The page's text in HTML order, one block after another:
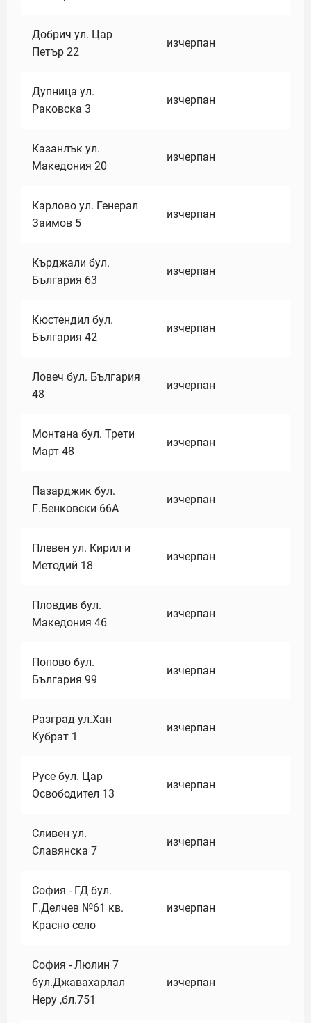
Добрич ул. Цар
Петър 22
изчерпан
Дупница ул.
Раковска 3
изчерпан
Казанлък ул.
Македония 20
изчерпан
Карлово ул. Генерал
Заимов 5
изчерпан
Кърджали бул.
България 63
изчерпан
Кюстендил бул.
България 42
изчерпан
Ловеч бул. България
48
изчерпан
Монтана бул. Трети
Март 48
изчерпан
Пазарджик бул.
Г.Бенковски 66А
изчерпан
Плевен ул. Кирил и
Методий 18
изчерпан
Пловдив бул.
Македония 46
изчерпан
Попово бул.
България 99
изчерпан
Разград ул.Хан
Кубрат 1
изчерпан
Русе бул. Цар
Освободител 13
изчерпан
Сливен ул.
Славянска 7
изчерпан
София - ГД бул.
Г.Делчев №61 кв.
Красно село
изчерпан
София - Люлин 7
бул.Джавахарлал
Неру ,бл.751
изчерпан